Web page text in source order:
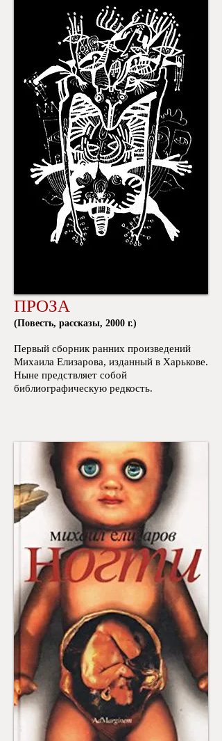
ПРОЗА
​(Повесть, рассказы, 2000 г.)
Первый сборник ранних произведений
Михаила Елизарова, изданный в Харькове.
Ныне предствляет собой
библиографическую редкость.